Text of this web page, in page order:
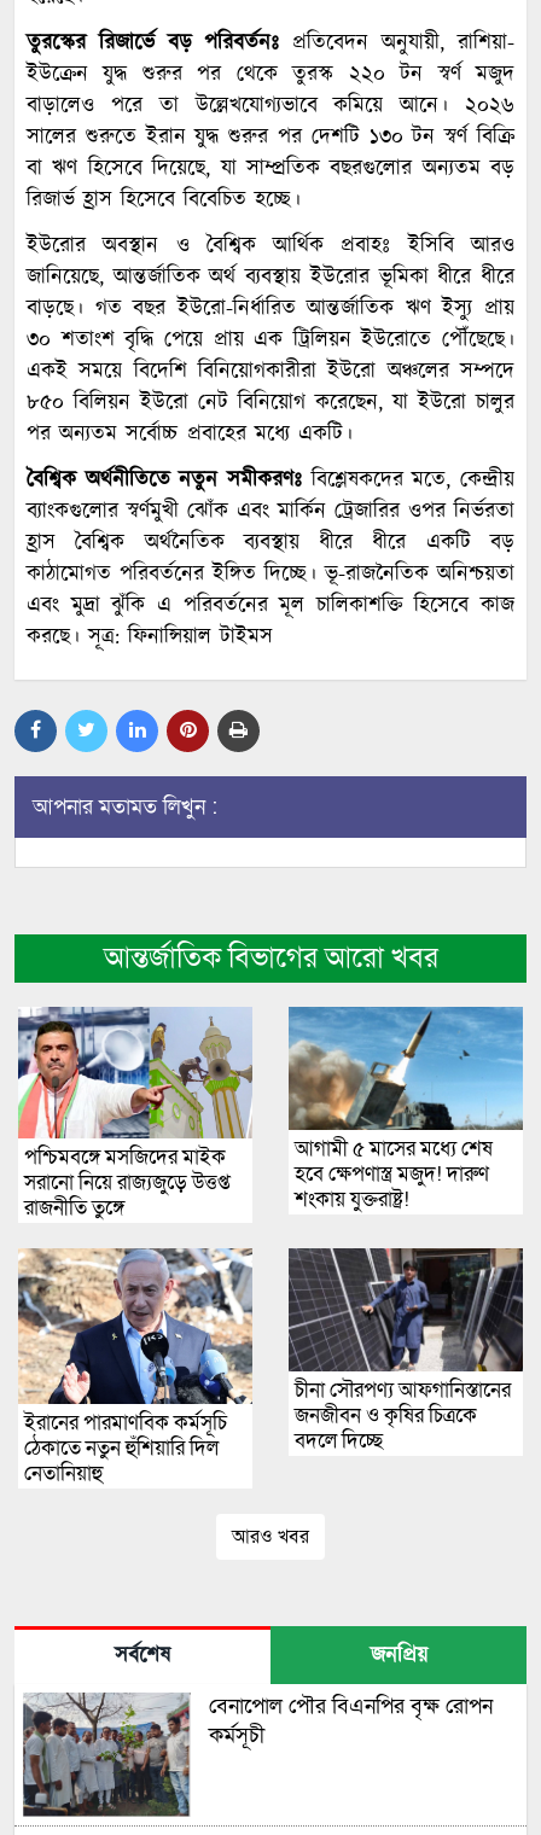
তুরস্কের রিজার্ভে বড় পরিবর্তনঃ প্রতিবেদন অনুযায়ী, রাশিয়া-
ইউক্রেন যুদ্ধ শুরুর পর থেকে তুরস্ক ২২০ টন স্বর্ণ মজুদ
বাড়ালেও পরে তা উল্লেখযোগ্যভাবে কমিয়ে আনে। ২০২৬
সালের শুরুতে ইরান যুদ্ধ শুরুর পর দেশটি ১৩০ টন স্বর্ণ বিক্রি
বা ঋণ হিসেবে দিয়েছে, যা সাম্প্রতিক বছরগুলোর অন্যতম বড়
রিজার্ভ হ্রাস হিসেবে বিবেচিত হচ্ছে।
ইউরোর অবস্থান ও বৈশ্বিক আর্থিক প্রবাহঃ ইসিবি আরও
জানিয়েছে, আন্তর্জাতিক অর্থ ব্যবস্থায় ইউরোর ভূমিকা ধীরে ধীরে
বাড়ছে। গত বছর ইউরো-নির্ধারিত আন্তর্জাতিক ঋণ ইস্যু প্রায়
৩০ শতাংশ বৃদ্ধি পেয়ে প্রায় এক ট্রিলিয়ন ইউরোতে পৌঁছেছে।
একই সময়ে বিদেশি বিনিয়োগকারীরা ইউরো অঞ্চলের সম্পদে
৮৫০ বিলিয়ন ইউরো নেট বিনিয়োগ করেছেন, যা ইউরো চালুর
পর অন্যতম সর্বোচ্চ প্রবাহের মধ্যে একটি।
বৈশ্বিক অর্থনীতিতে নতুন সমীকরণঃবিশ্লেষকদের মতে, কেন্দ্রীয়
ব্যাংকগুলোর স্বর্ণমুখী ঝোঁক এবং মার্কিন ট্রেজারির ওপর নির্ভরতা
হ্রাস বৈশ্বিক অর্থনৈতিক ব্যবস্থায় ধীরে ধীরে একটি বড়
কাঠামোগত পরিবর্তনের ইঙ্গিত দিচ্ছে। ভূ-রাজনৈতিক অনিশ্চয়তা
এবং মুদ্রা ঝুঁকি এ পরিবর্তনের মূল চালিকাশক্তি হিসেবে কাজ
করছে। সূত্র: ফিনান্সিয়াল টাইমস
আপনার মতামত লিখুন :
আন্তর্জাতিক বিভাগের আরো খবর
পশ্চিমবঙ্গে মসজিদের মাইক
সরানো নিয়ে রাজ্যজুড়ে উত্তপ্ত
রাজনীতি তুঙ্গে
আগামী ৫ মাসের মধ্যে শেষ
হবে ক্ষেপণাস্ত্র মজুদ! দারুণ
শংকায় যুক্তরাষ্ট্র!
ইরানের পারমাণবিক কর্মসূচি
ঠেকাতে নতুন হুঁশিয়ারি দিল
নেতানিয়াহু
চীনা সৌরপণ্য আফগানিস্তানের
জনজীবন ও কৃষির চিত্রকে
বদলে দিচ্ছে
আরও খবর
সর্বশেষ জনপ্রিয়
বেনাপোল পৌর বিএনপির বৃক্ষ রোপন
কর্মসূচী